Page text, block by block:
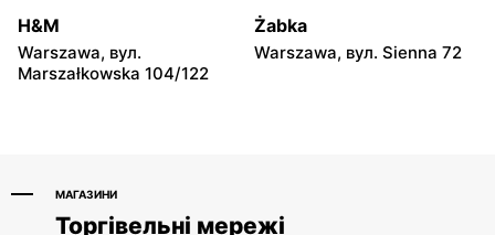
H&M
Warszawa, вул.
Marszałkowska 104/122
Żabka
Warszawa, вул. Sienna 72
МАГАЗИНИ
Торгівельні мережі